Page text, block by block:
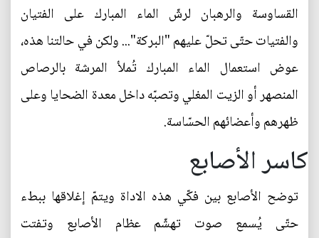
القساوسة والرهبان لرشّ الماء المبارك على الفتيان
والفتيات حتّى تحلّ عليهم "البركة"... ولكن في حالتنا هذه،
عوض استعمال الماء المبارك تُملأ المرشة بالرصاص
المنصهر أو الزيت المغلي وتصبّه داخل معدة الضحايا وعلى
ظهرهم وأعضائهم الحسّاسة.
كاسر الأصابع
توضح الأصابع بين فكّي هذه الاداة ويتمّ إغلاقها ببطء
حتّى يُسمع صوت تهشّم عظام الأصابع وتفتت